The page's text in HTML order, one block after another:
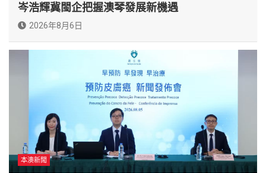
岑浩輝冀閩企把握澳琴發展新機遇
2026年8月6日
本澳新聞